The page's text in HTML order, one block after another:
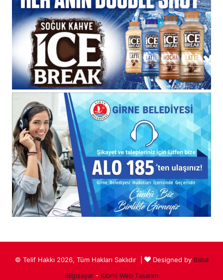
© Telif Hakkı 2026, Tüm Hakları Saklıdır | Designed by Baba
Bilgisayar - Kıbrıs Web Tasarım